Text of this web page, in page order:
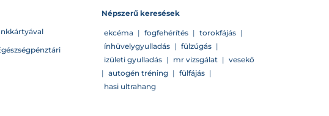
Népszerű keresések
ekcéma | fogfehérítés | torokfájás |
ínhüvelygyulladás | fülzúgás |
izületi gyulladás | mr vizsgálat | vesekő
| autogén tréning | fülfájás |
hasi ultrahang